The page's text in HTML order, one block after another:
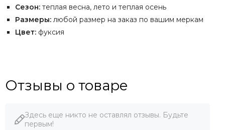
Сезон: теплая весна, лето и теплая осень
Размеры: любой размер на заказ по вашим меркам
Цвет: фуксия
Отзывы о товаре
Здесь еще никто не оставлял отзывы. Будьте
первым!